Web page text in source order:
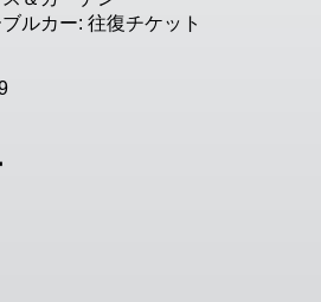
ルカー: 往復チケット